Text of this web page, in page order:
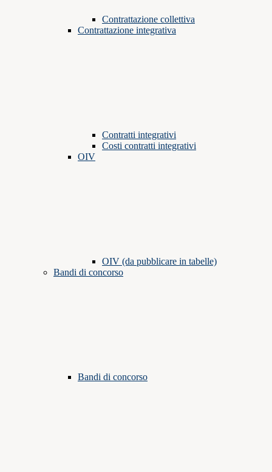
Contrattazione collettiva
Contrattazione integrativa
Contratti integrativi
Costi contratti integrativi
OIV
OIV (da pubblicare in tabelle)
Bandi di concorso
Bandi di concorso